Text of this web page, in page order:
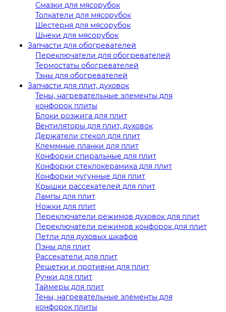
Смазки для мясорубок
Толкатели для мясорубок
Шестерня для мясорубок
Шнеки для мясорубок
Запчасти для обогревателей
Переключатели для обогревателей
Термостаты обогревателей
Тэны для обогревателей
Запчасти для плит, духовок
Тены, нагревательные элементы для
конфорок плиты
Блоки розжига для плит
Вентиляторы для плит, духовок
Держатели стекол для плит
Клеммные планки для плит
Конфорки спиральные для плит
Конфорки стеклокерамика для плит
Конфорки чугунные для плит
Крышки рассекателей для плит
Лампы для плит
Ножки для плит
Переключатели режимов духовок для плит
Переключатели режимов конфорок для плит
Петли для духовых шкафов
Пэны для плит
Рассекатели для плит
Решетки и противни для плит
Ручки для плит
Таймеры для плит
Тены, нагревательные элементы для
конфорок плиты